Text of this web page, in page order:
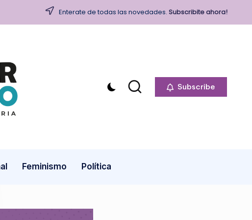
Enterate de todas las novedades. Subscribite ahora!
Subscribe
Feminismo Política